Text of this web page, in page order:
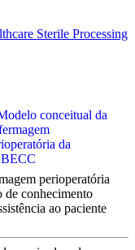
Sterile Processing
perioperatória
de conhecimento
ao paciente